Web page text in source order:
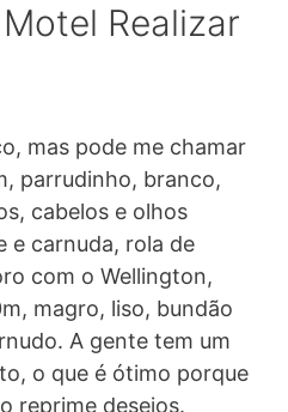
Realizar
mas pode me chamar
parrudinho, branco,
cabelos e olhos
e carnuda, rola de
com o Wellington,
magro, liso, bundão
A gente tem um
o que é ótimo porque
reprime desejos.